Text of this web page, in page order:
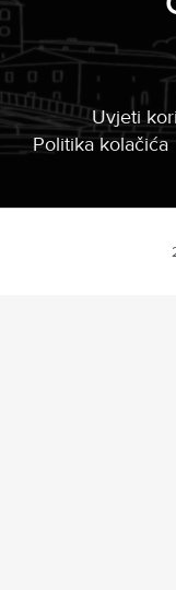
Uvjeti
Politika kolačića